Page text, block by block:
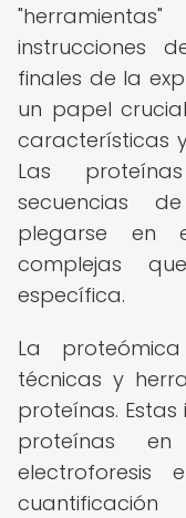
instrucciones
finales de la
un papel
características
Las
secuencias
plegarse en
complejas
específica.
La
técnicas y
proteínas.
proteínas